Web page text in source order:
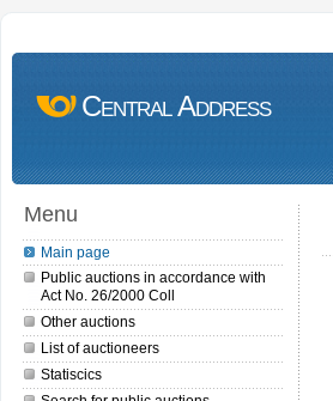
Central Address
Menu
Main page
Public auctions in accordance with
Act No. 26/2000 Coll
Other auctions
List of auctioneers
Statiscics